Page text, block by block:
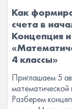
Как
счета в
Концепция
4 классы»
Приглашаем 5
математической
Разберем